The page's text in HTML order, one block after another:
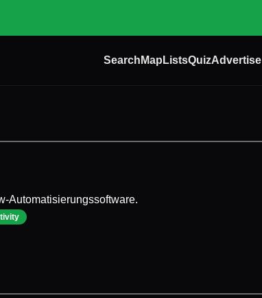
Search Map ListsQuizAdvertise
Automatisierungssoftware.